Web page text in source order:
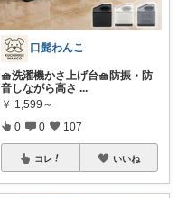
口髭わんこ
🧺洗濯機かさ上げ台🧺防振・防
音しながら高さ ...
￥ 1,599～
0 0 107
コレ いいね